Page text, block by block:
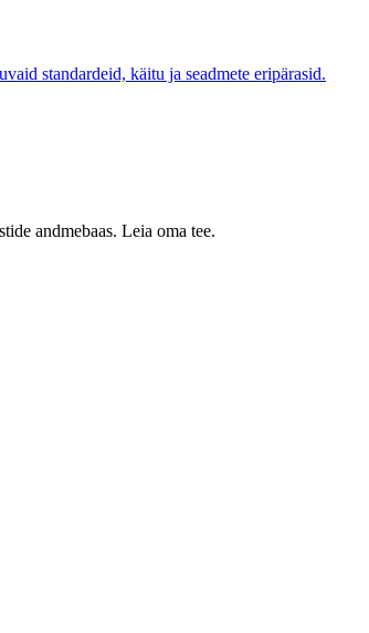
standardeid, käitu ja seadmete eripärasid.
andmebaas. Leia oma tee.